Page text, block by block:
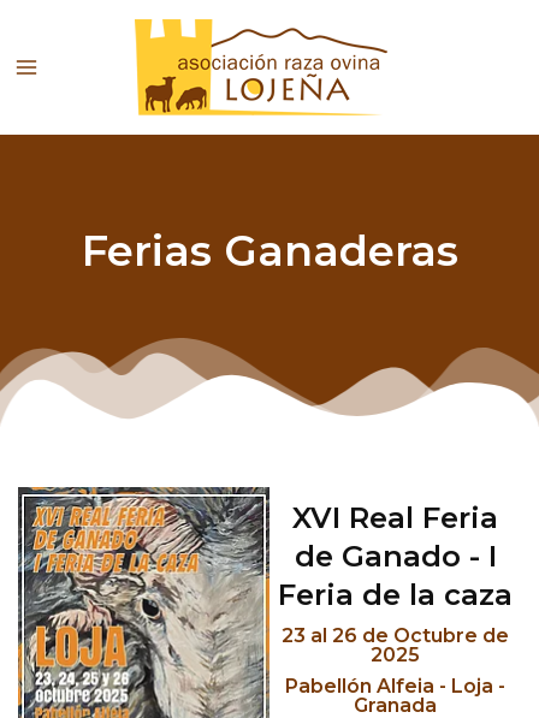
contenido
Ferias Ganaderas
XVI Real Feria
de Ganado - I
Feria de la caza
23 al 26 de Octubre de
2025
Pabellón Alfeia - Loja -
Granada